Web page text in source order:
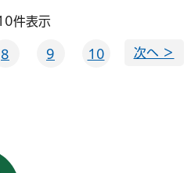
件表示
8 9 10 次へ ＞